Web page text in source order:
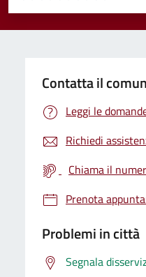
Valuta 5
Valuta 4 stelle
Valuta 3 stelle su 5
Valuta 2 stelle su 5
Valuta 1 stelle su 5
Contatta il
Leggi le
Richiedi
Chiama il
Prenota
Problemi in città
Segnala